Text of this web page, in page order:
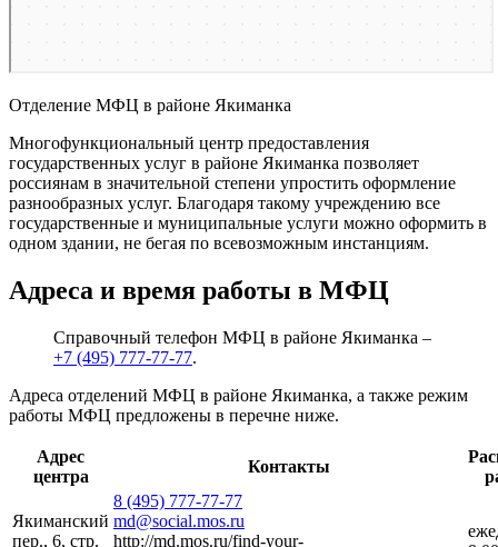
Отделение МФЦ в районе Якиманка
Многофункциональный центр предоставления
государственных услуг в районе Якиманка позволяет
россиянам в значительной степени упростить оформление
разнообразных услуг. Благодаря такому учреждению все
государственные и муниципальные услуги можно оформить в
одном здании, не бегая по всевозможным инстанциям.
Адреса и время работы в МФЦ
Справочный телефон МФЦ в районе Якиманка –
+7 (495) 777-77-77.
Адреса отделений МФЦ в районе Якиманка, а также режим
работы МФЦ предложены в перечне ниже.
Адрес
центра
Контакты
Якиманский
пер., 6, стр.
8 (495) 777-77-77
md@social.mos.ru
http://md.mos.ru/find-your-